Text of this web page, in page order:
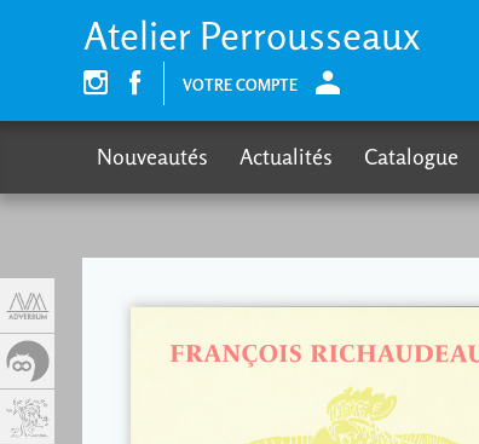
Atelier Perrousseaux
VOTRE COMPTE
Nouveautés Actualités Catalogue
Panneau de gestion des cookies